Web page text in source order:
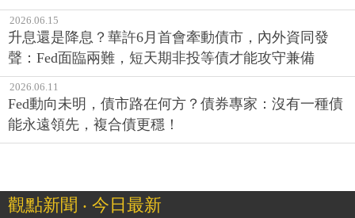
2026.06.15
升息還是降息？華許6月首會牽動債市，內外資同發
聲：Fed面臨兩難，短天期非投等債才能攻守兼備
2026.06.11
Fed動向未明，債市路在何方？債券專家：沒有一種債
能永遠領先，複合債更穩！
觀點新聞 ‧ 今日最新